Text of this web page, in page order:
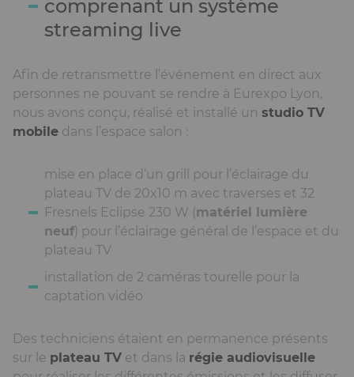
comprenant un système
streaming live
Afin de retransmettre l’événement en direct aux
personnes ne pouvant se rendre à Eurexpo Lyon,
nous avons conçu, réalisé et installé un studio TV
mobile dans l’espace salon :
mise en place d’un grill pour l’éclairage du
plateau TV de 20x10 m avec traverses et 32
Fresnels Eclipse 230 W (matériel lumière
neuf) pour l’éclairage général de l’espace et du
plateau TV
installation de 2 caméras tourelle pour la
captation vidéo
Des techniciens étaient en permanence présents
sur le plateau TV et dans la régie audiovisuelle